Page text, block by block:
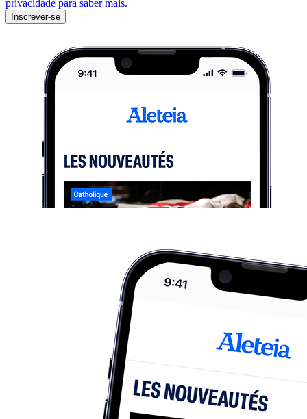
privacidade para saber mais.
Inscrever-se